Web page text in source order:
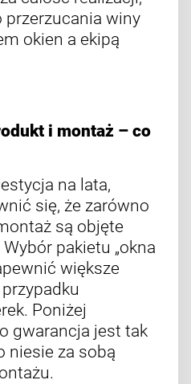
przerzucania winy
okien a ekipą
i montaż – co
na lata,
się, że zarówno
są objęte
pakietu „okna
większe
Poniżej
gwarancja jest tak
niesie za sobą